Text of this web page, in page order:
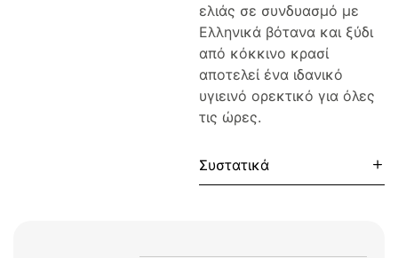
ελιάς σε συνδυασμό με
Ελληνικά βότανα και ξύδι
από κόκκινο κρασί
αποτελεί ένα ιδανικό
υγιεινό ορεκτικό για όλες
τις ώρες.
Συστατικά